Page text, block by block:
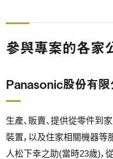
參與專案的各家
Panasonic股份有限
生產、販賣、提供從零件到
裝置，以及住家相關機器等
人松下幸之助(當時23歲)，